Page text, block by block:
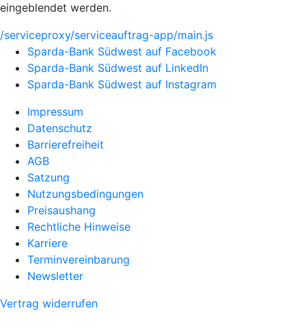
eingeblendet werden.
/serviceproxy/serviceauftrag-app/main.js
Sparda-Bank Südwest auf Facebook
Sparda-Bank Südwest auf LinkedIn
Sparda-Bank Südwest auf Instagram
Impressum
Datenschutz
Barrierefreiheit
AGB
Satzung
Nutzungsbedingungen
Preisaushang
Rechtliche Hinweise
Karriere
Terminvereinbarung
Newsletter
Vertrag widerrufen